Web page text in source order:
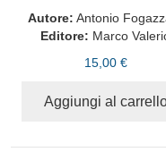
Autore: Antonio
Editore: Marco
15,00 €
Aggiungi al